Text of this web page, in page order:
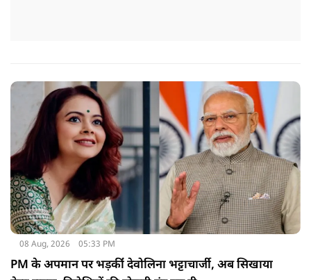
08 Aug, 2026 05:33 PM
PM के अपमान पर भड़कींं देवोलिना भट्टाचार्जी, अब सिखाया